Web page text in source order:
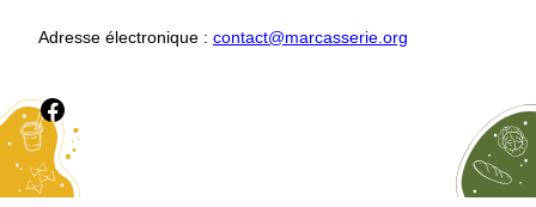
Adresse électronique : contact@marcasserie.org
Ce lien vou permet d'accéder à notre page Facebook.